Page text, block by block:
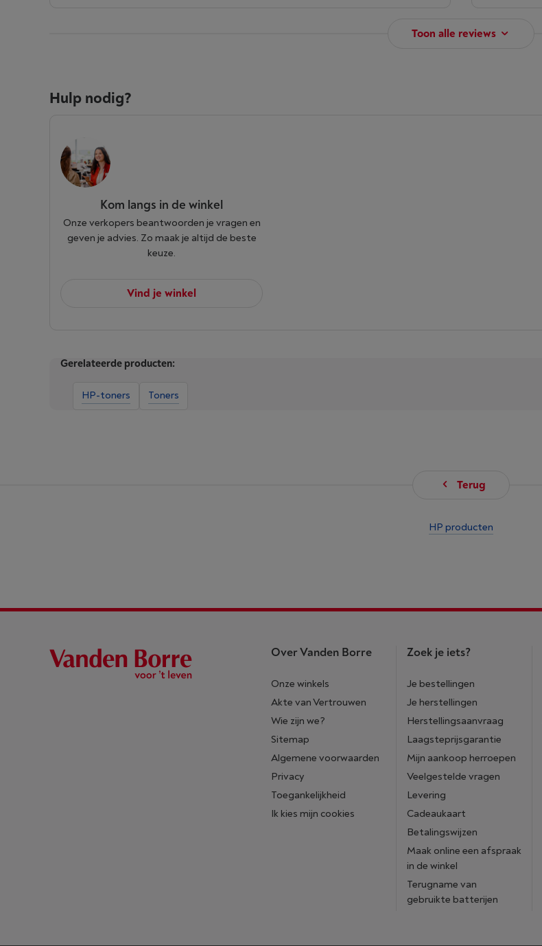
Toon alle reviews
Hulp nodig?
Kom langs in de winkel
Onze verkopers beantwoorden je vragen en
geven je advies. Zo maak je altijd de beste
keuze.
Vind je winkel
Gerelateerde producten:
HP-toners Toners
Terug
HP producten
Over Vanden Borre
Onze winkels
Akte van Vertrouwen
Wie zijn we?
Sitemap
Algemene voorwaarden
Privacy
Toegankelijkheid
Ik kies mijn cookies
Zoek je iets?
Je bestellingen
Je herstellingen
Herstellingsaanvraag
Laagsteprijsgarantie
Mijn aankoop herroepen
Veelgestelde vragen
Levering
Cadeaukaart
Betalingswijzen
Maak online een afspraak
in de winkel
Terugname van
gebruikte batterijen